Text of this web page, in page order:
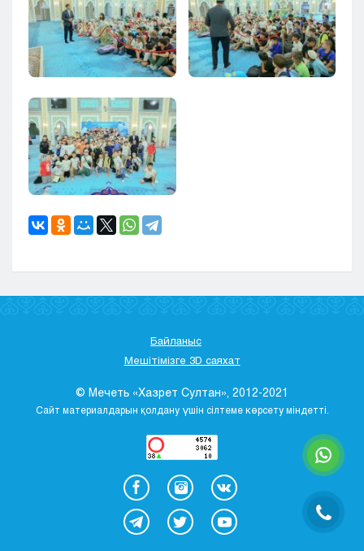
Байланыс
Мешітімізге 3D саяхат
© Мечеть «Хазрет Султан», 2012-2021
Сайт материалдарын қолдану үшін сілтеме көрсету міндетті.